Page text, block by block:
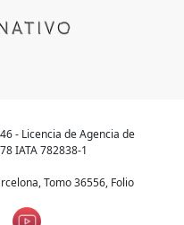
- Licencia de Agencia de
IATA 782838-1
Tomo 36556, Folio